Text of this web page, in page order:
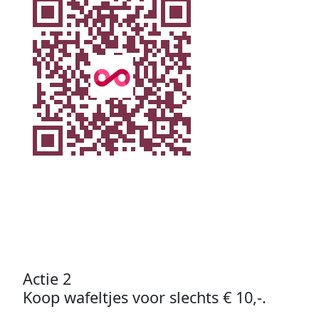
Actie 2
Koop wafeltjes voor slechts € 10,-.